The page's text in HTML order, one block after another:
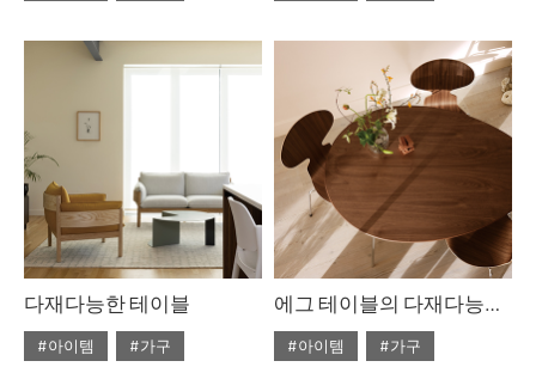
#ISSUE283
#테이블
다재다능한 테이블
#아이템
#가구
에그 테이블의 다재다능한 아름다움
#아이템
#가구